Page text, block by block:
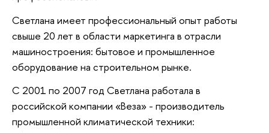
Светлана имеет профессиональный опыт работы
свыше 20 лет в области маркетинга в отрасли
машиностроения: бытовое и промышленное
оборудование на строительном рынке.
С 2001 по 2007 год Светлана работала в
российской компании «Веза» - производитель
промышленной климатической техники: